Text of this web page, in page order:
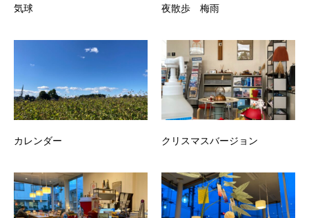
気球 夜散歩 梅雨
カレンダー クリスマスバージョン